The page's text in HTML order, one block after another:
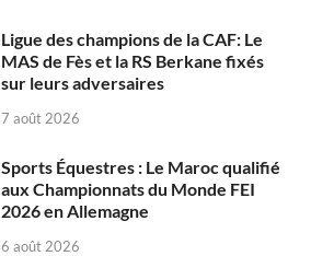
Ligue des champions de la CAF: Le
MAS de Fès et la RS Berkane fixés
sur leurs adversaires
7 août 2026
Sports Équestres : Le Maroc qualifié
aux Championnats du Monde FEI
2026 en Allemagne
6 août 2026